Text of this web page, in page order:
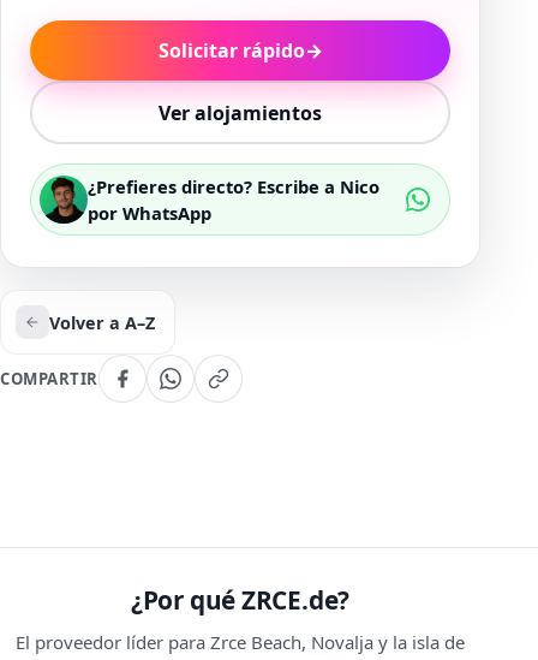
Solicitar rápido→
Ver alojamientos
¿Prefieres directo? Escribe a Nico
por WhatsApp
Volver a A–Z
COMPARTIR
¿Por qué ZRCE.de?
El proveedor líder para Zrce Beach, Novalja y la isla de